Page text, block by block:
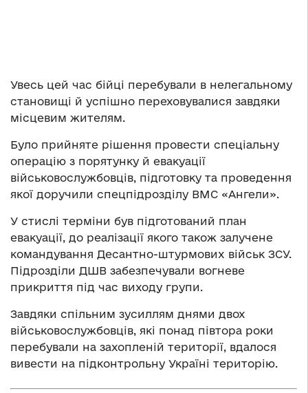
Увесь цей час бійці перебували в нелегальному
становищі й успішно переховувалися завдяки
місцевим жителям.
Було прийняте рішення провести спеціальну
операцію з порятунку й евакуації
військовослужбовців, підготовку та проведення
якої доручили спецпідрозділу ВМС «Ангели».
У стислі терміни був підготований план
евакуації, до реалізації якого також залучене
командування Десантно-штурмових військ ЗСУ.
Підрозділи ДШВ забезпечували вогневе
прикриття під час виходу групи.
Завдяки спільним зусиллям днями двох
військовослужбовців, які понад півтора роки
перебували на захопленій території, вдалося
вивести на підконтрольну Україні територію.